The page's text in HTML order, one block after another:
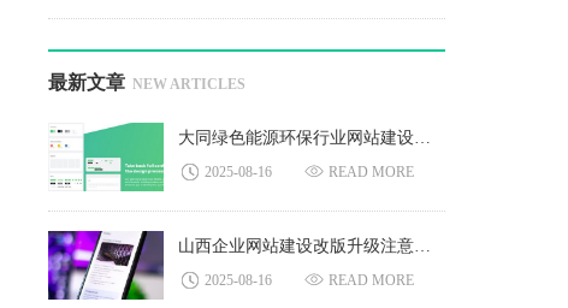
最新文章 NEW ARTICLES
2025-08-16 READ MORE
2025-08-16 READ MORE